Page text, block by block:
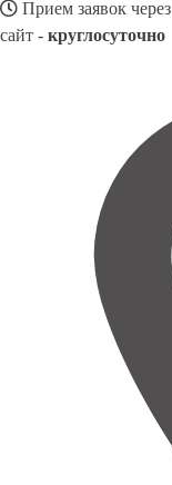
Прием заявок через
сайт - круглосуточно